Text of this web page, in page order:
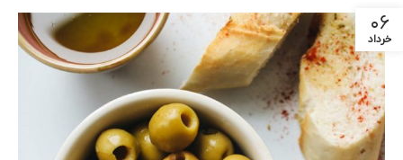
۰۶
خرداد